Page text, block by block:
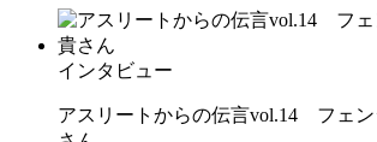
インタビュー
アスリートからの伝言vol.14 フェ